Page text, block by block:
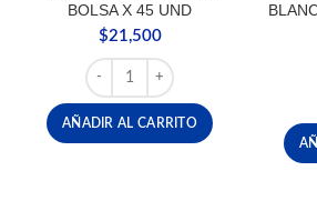
BOLSA X 45 UND
$21,500
GELATINA FRUIT JELLY BOLSA
AÑADIR AL CARRITO